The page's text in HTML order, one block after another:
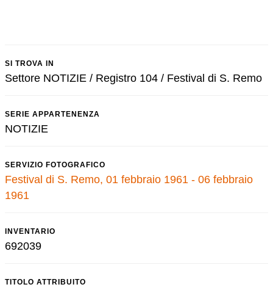
SI TROVA IN
Settore NOTIZIE / Registro 104 / Festival di S. Remo
SERIE APPARTENENZA
NOTIZIE
SERVIZIO FOTOGRAFICO
Festival di S. Remo, 01 febbraio 1961 - 06 febbraio
1961
INVENTARIO
692039
TITOLO ATTRIBUITO